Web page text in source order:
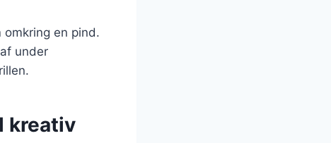
en pind.
under
kreativ